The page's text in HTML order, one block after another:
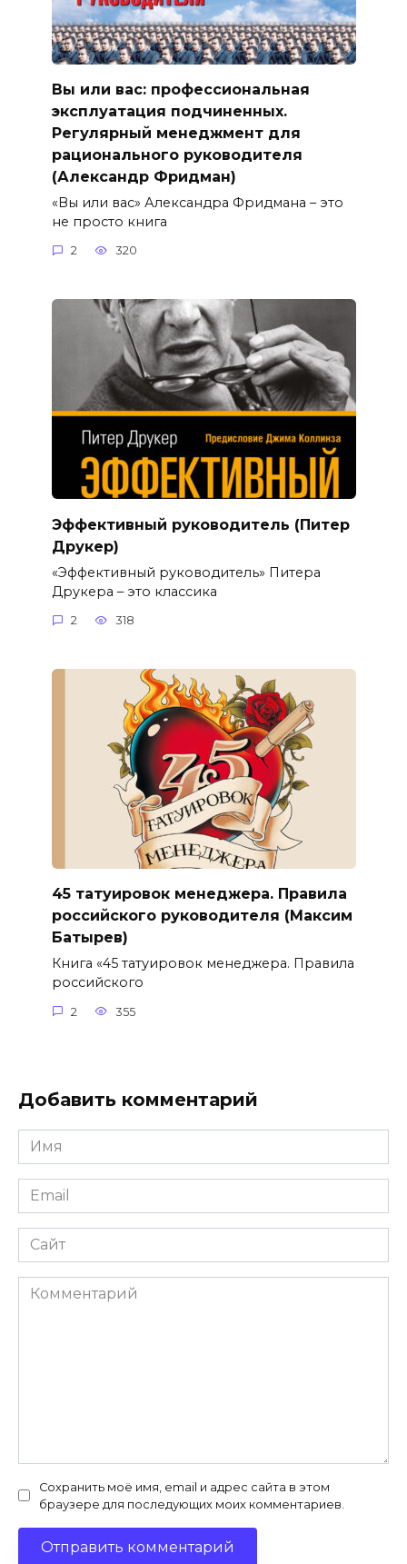
Вы или вас: профессиональная
эксплуатация подчиненных.
Регулярный менеджмент для
рационального руководителя
(Александр Фридман)
«Вы или вас» Александра Фридмана – это
не просто книга
2 320
Эффективный руководитель (Питер
Друкер)
«Эффективный руководитель» Питера
Друкера – это классика
2 318
45 татуировок менеджера. Правила
российского руководителя (Максим
Батырев)
Книга «45 татуировок менеджера. Правила
российского
2 355
Добавить комментарий
Имя
*
Email
*
Сайт
Комментарий
Сохранить моё имя, email и адрес сайта в этом
браузере для последующих моих комментариев.